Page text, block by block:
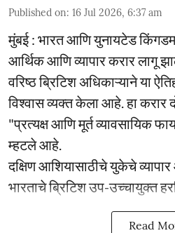
Published on: 16 Jul 2026, 6:37 am
मुंबई : भारत आणि युनायटेड
आर्थिक आणि व्यापार करार लागू
वरिष्ठ ब्रिटिश अधिकाऱ्याने या
विश्वास व्यक्त केला आहे. हा करार
"प्रत्यक्ष आणि मूर्त व्यावसायिक
म्हटले आहे.
दक्षिण आशियासाठीचे युकेचे
भारताचे ब्रिटिश उप-उच्चायुक्त
Read